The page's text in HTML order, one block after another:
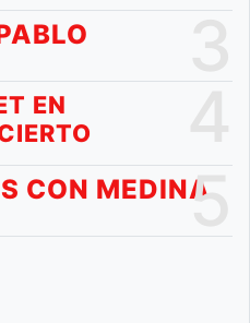
EN
5
CON MEDINA